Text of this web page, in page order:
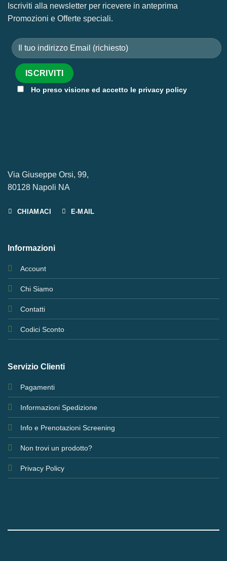
Iscriviti alla newsletter per ricevere in anteprima
Promozioni e Offerte speciali.
Ho preso visione ed accetto le privacy policy
Via Giuseppe Orsi, 99,
80128 Napoli NA
CHIAMACI E-MAIL
Informazioni
Account
Chi Siamo
Contatti
Codici Sconto
Servizio Clienti
Pagamenti
Informazioni Spedizione
Info e Prenotazioni Screening
Non trovi un prodotto?
Privacy Policy